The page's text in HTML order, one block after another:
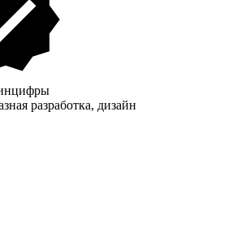
разработка, дизайн